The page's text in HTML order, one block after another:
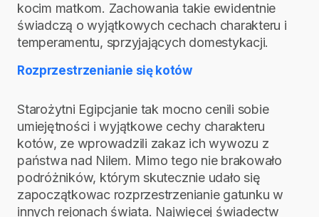
kocim matkom. Zachowania takie ewidentnie
świadczą o wyjątkowych cechach charakteru i
temperamentu, sprzyjających domestykacji.
Rozprzestrzenianie się kotów
Starożytni Egipcjanie tak mocno cenili sobie
umiejętności i wyjątkowe cechy charakteru
kotów, ze wprowadzili zakaz ich wywozu z
państwa nad Nilem. Mimo tego nie brakowało
podróżników, którym skutecznie udało się
zapoczątkowac rozprzestrzenianie gatunku w
innych rejonach świata. Najwięcej świadectw